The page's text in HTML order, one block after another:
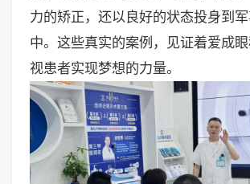
力的矫正，还以良好的状态投身到
中。这些真实的案例，见证着爱成
视患者实现梦想的力量。